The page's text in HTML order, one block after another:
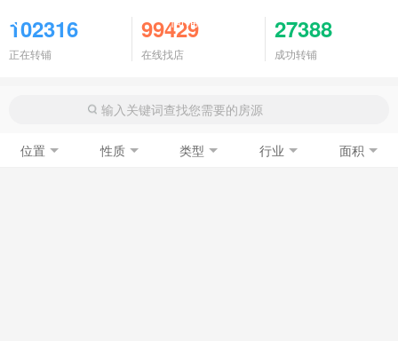
商铺门面
102316
正在转铺
99429
在线找店
27388
成功转铺
位置 性质 类型 行业 面积